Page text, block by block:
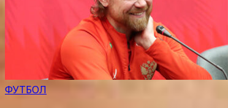
ФУТБОЛ